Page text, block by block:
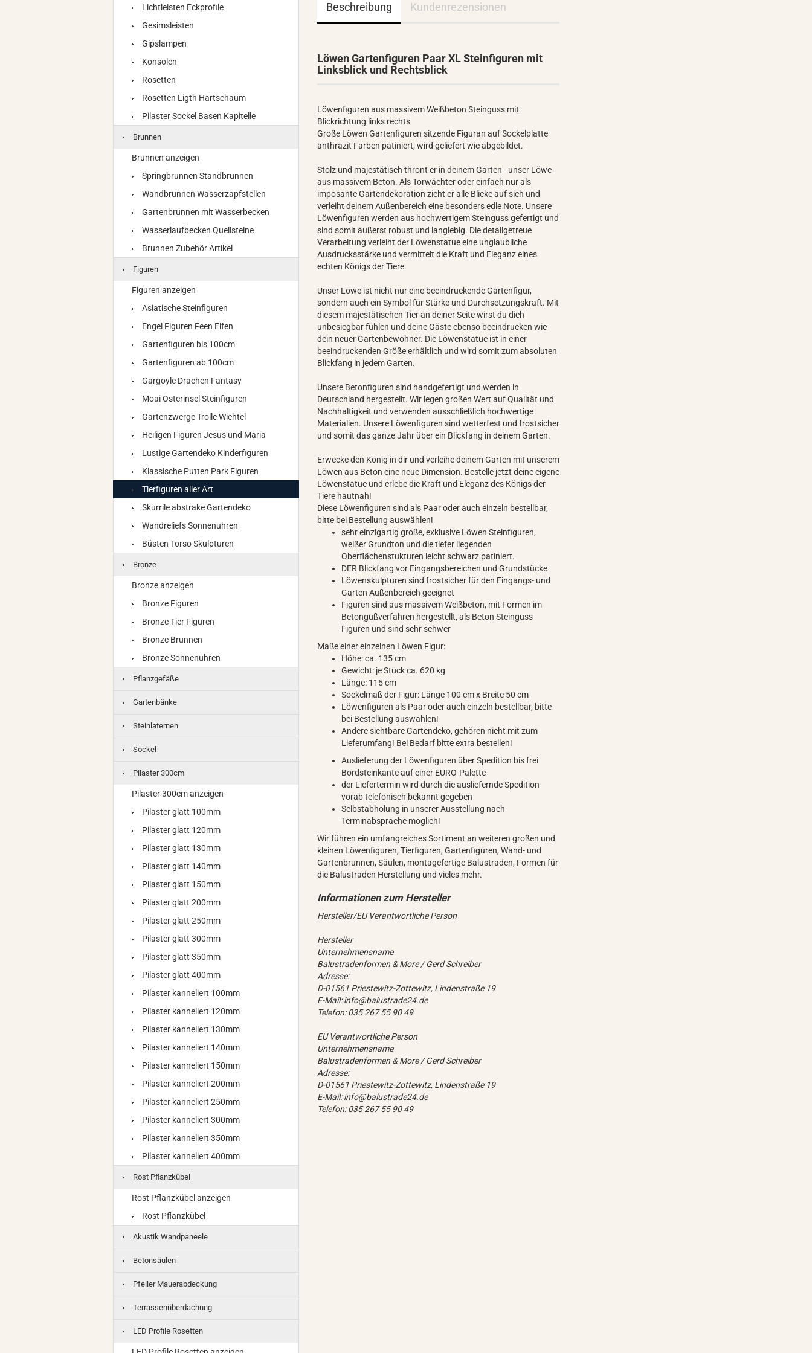
Beschreibung Kundenrezensionen
Löwen Gartenfiguren Paar XL Steinfiguren mit
Linksblick und Rechtsblick
Löwenfiguren aus massivem Weißbeton Steinguss mit
Blickrichtung links rechts
Große Löwen Gartenfiguren sitzende Figuran auf Sockelplatte
anthrazit Farben patiniert, wird geliefert wie abgebildet.
Stolz und majestätisch thront er in deinem Garten - unser Löwe
aus massivem Beton. Als Torwächter oder einfach nur als
imposante Gartendekoration zieht er alle Blicke auf sich und
verleiht deinem Außenbereich eine besonders edle Note. Unsere
Löwenfiguren werden aus hochwertigem Steinguss gefertigt und
sind somit äußerst robust und langlebig. Die detailgetreue
Verarbeitung verleiht der Löwenstatue eine unglaubliche
Ausdrucksstärke und vermittelt die Kraft und Eleganz eines
echten Königs der Tiere.
Unser Löwe ist nicht nur eine beeindruckende Gartenfigur,
sondern auch ein Symbol für Stärke und Durchsetzungskraft. Mit
diesem majestätischen Tier an deiner Seite wirst du dich
unbesiegbar fühlen und deine Gäste ebenso beeindrucken wie
dein neuer Gartenbewohner. Die Löwenstatue ist in einer
beeindruckenden Größe erhältlich und wird somit zum absoluten
Blickfang in jedem Garten.
Unsere Betonfiguren sind handgefertigt und werden in
Deutschland hergestellt. Wir legen großen Wert auf Qualität und
Nachhaltigkeit und verwenden ausschließlich hochwertige
Materialien. Unsere Löwenfiguren sind wetterfest und frostsicher
und somit das ganze Jahr über ein Blickfang in deinem Garten.
Erwecke den König in dir und verleihe deinem Garten mit unserem
Löwen aus Beton eine neue Dimension. Bestelle jetzt deine eigene
Löwenstatue und erlebe die Kraft und Eleganz des Königs der
Tiere hautnah!
Diese Löwenfiguren sindals Paar oder auch einzeln bestellbar,
bitte bei Bestellung auswählen!
sehr einzigartig große, exklusive Löwen Steinfiguren,
weißer Grundton und die tiefer liegenden
Oberflächenstukturen leicht schwarz patiniert.
DER Blickfang vor Eingangsbereichen und Grundstücke
Löwenskulpturen sind frostsicher für den Eingangs- und
Garten Außenbereich geeignet
Figuren sind aus massivem Weißbeton, mit Formen im
Betongußverfahren hergestellt, als Beton Steinguss
Figuren und sind sehr schwer
Maße einer einzelnen Löwen Figur:
Höhe: ca. 135 cm
Gewicht: je Stück ca. 620 kg
Länge: 115 cm
Sockelmaß der Figur: Länge 100 cm x Breite 50 cm
Löwenfiguren als Paar oder auch einzeln bestellbar, bitte
bei Bestellung auswählen!
Andere sichtbare Gartendeko, gehören nicht mit zum
Lieferumfang! Bei Bedarf bitte extra bestellen!
Auslieferung der Löwenfiguren über Spedition bis frei
Bordsteinkante auf einer EURO-Palette
der Liefertermin wird durch die ausliefernde Spedition
vorab telefonisch bekannt gegeben
Selbstabholung in unserer Ausstellung nach
Terminabsprache möglich!
Wir führen ein umfangreiches Sortiment an weiteren großen und
kleinen Löwenfiguren, Tierfiguren, Gartenfiguren, Wand- und
Gartenbrunnen, Säulen, montagefertige Balustraden, Formen für
die Balustraden Herstellung und vieles mehr.
Hersteller/EU Verantwortliche Person
Hersteller
Unternehmensname
Balustradenformen & More / Gerd Schreiber
Adresse:
D-01561 Priestewitz-Zottewitz, Lindenstraße 19
E-Mail: info@balustrade24.de
Telefon: 035 267 55 90 49
EU Verantwortliche Person
Unternehmensname
Balustradenformen & More / Gerd Schreiber
Adresse:
D-01561 Priestewitz-Zottewitz, Lindenstraße 19
E-Mail: info@balustrade24.de
Telefon: 035 267 55 90 49
Lichtleisten Eckprofile
Gesimsleisten
Gipslampen
Konsolen
Rosetten
Rosetten Ligth Hartschaum
Pilaster Sockel Basen Kapitelle
Brunnen
Brunnen anzeigen
Springbrunnen Standbrunnen
Wandbrunnen Wasserzapfstellen
Gartenbrunnen mit Wasserbecken
Wasserlaufbecken Quellsteine
Brunnen Zubehör Artikel
Figuren
Figuren anzeigen
Asiatische Steinfiguren
Engel Figuren Feen Elfen
Gartenfiguren bis 100cm
Gartenfiguren ab 100cm
Gargoyle Drachen Fantasy
Moai Osterinsel Steinfiguren
Gartenzwerge Trolle Wichtel
Heiligen Figuren Jesus und Maria
Lustige Gartendeko Kinderfiguren
Klassische Putten Park Figuren
Tierfiguren aller Art
Skurrile abstrake Gartendeko
Wandreliefs Sonnenuhren
Büsten Torso Skulpturen
Bronze
Bronze anzeigen
Bronze Figuren
Bronze Tier Figuren
Bronze Brunnen
Bronze Sonnenuhren
Pflanzgefäße
Gartenbänke
Steinlaternen
Sockel
Pilaster 300cm
Pilaster 300cm anzeigen
Pilaster glatt 100mm
Pilaster glatt 120mm
Pilaster glatt 130mm
Pilaster glatt 140mm
Pilaster glatt 150mm
Pilaster glatt 200mm
Pilaster glatt 250mm
Pilaster glatt 300mm
Pilaster glatt 350mm
Pilaster glatt 400mm
Pilaster kanneliert 100mm
Pilaster kanneliert 120mm
Pilaster kanneliert 130mm
Pilaster kanneliert 140mm
Pilaster kanneliert 150mm
Pilaster kanneliert 200mm
Pilaster kanneliert 250mm
Pilaster kanneliert 300mm
Pilaster kanneliert 350mm
Pilaster kanneliert 400mm
Rost Pflanzkübel
Rost Pflanzkübel anzeigen
Rost Pflanzkübel
Akustik Wandpaneele
Betonsäulen
Pfeiler Mauerabdeckung
Terrassenüberdachung
LED Profile Rosetten